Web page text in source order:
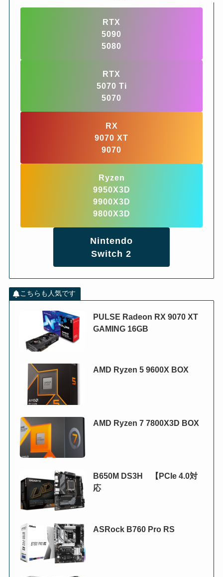
RTX
5090
5080
RTX
5070 Ti
5070
RX
9070 XT
9070
Ryzen
9950X3D
9900X3D
9800X3D
Nintendo
Switch 2
こちらも人気です
PULSE Radeon RX 9070 XT
GAMING 16GB
AMD Ryzen 5 9600X BOX
AMD Ryzen 7 7800X3D BOX
B650M DS3H 【PCIe 4.0対
応
ASRock B760 Pro RS